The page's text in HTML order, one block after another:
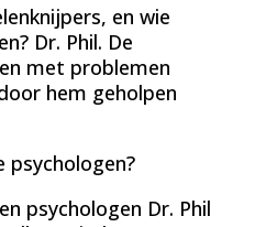
en wie
Dr. Phil. De
met problemen
hem geholpen
psychologen?
psychologen Dr. Phil